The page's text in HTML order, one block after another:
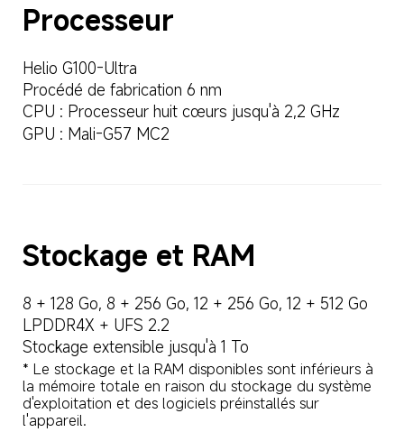
Processeur
Helio G100-Ultra
Procédé de fabrication 6 nm
CPU : Processeur huit cœurs jusqu'à 2,2 GHz
GPU : Mali-G57 MC2
Stockage et RAM
8 + 128 Go, 8 + 256 Go, 12 + 256 Go, 12 + 512 Go
LPDDR4X + UFS 2.2
Stockage extensible jusqu'à 1 To
* Le stockage et la RAM disponibles sont inférieurs à
la mémoire totale en raison du stockage du système
d'exploitation et des logiciels préinstallés sur
l'appareil.